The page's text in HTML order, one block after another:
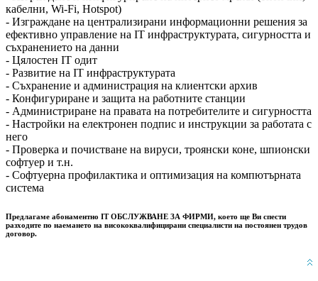
кабелни, Wi-Fi, Hotspot)
- Изграждане на централизирани информационни решения за
ефективно управление на IT инфраструктурата, сигурността и
съхранението на данни
- Цялостен IT одит
- Развитие на IT инфраструктурата
- Съхранение и администрация на клиентски архив
- Конфигуриране и защита на работните станции
- Администриране на правата на потребителите и сигурността
- Настройки на електронен подпис и инструкции за работата с
него
- Проверка и почистване на вируси, троянски коне, шпионски
софтуер и т.н.
- Софтуерна профилактика и оптимизация на компютърната
система
Предлагаме абонаментно IT ОБСЛУЖВАНЕ ЗА ФИРМИ, което ще Ви спести
разходите по наемането на висококвалифицирани специалисти на постоянен трудов
договор.